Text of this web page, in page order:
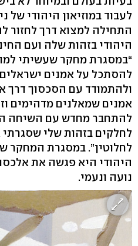
התחילה למצוא דרך לחזור
היהודי בזהות שלה ועם
“במסגרת מחקר שעשיתי
להסתכל על אמנים
ולהתמודד עם הסכסוך דרך
אמנים שמאלנים מדהימים
להתחבר מחדש עם השיחה
לחלקים בזהות שלי
לחלוטין”. במסגרת המחקר
היהודי היא פגשה את
נועה ונעמי.